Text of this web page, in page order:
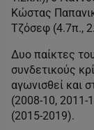
Κώστας
Τζόσεφ (4.7π.,
Δυο παίκτες
συνδετικούς
αγωνισθεί και
(2008-10, 2011-
(2015-2019).